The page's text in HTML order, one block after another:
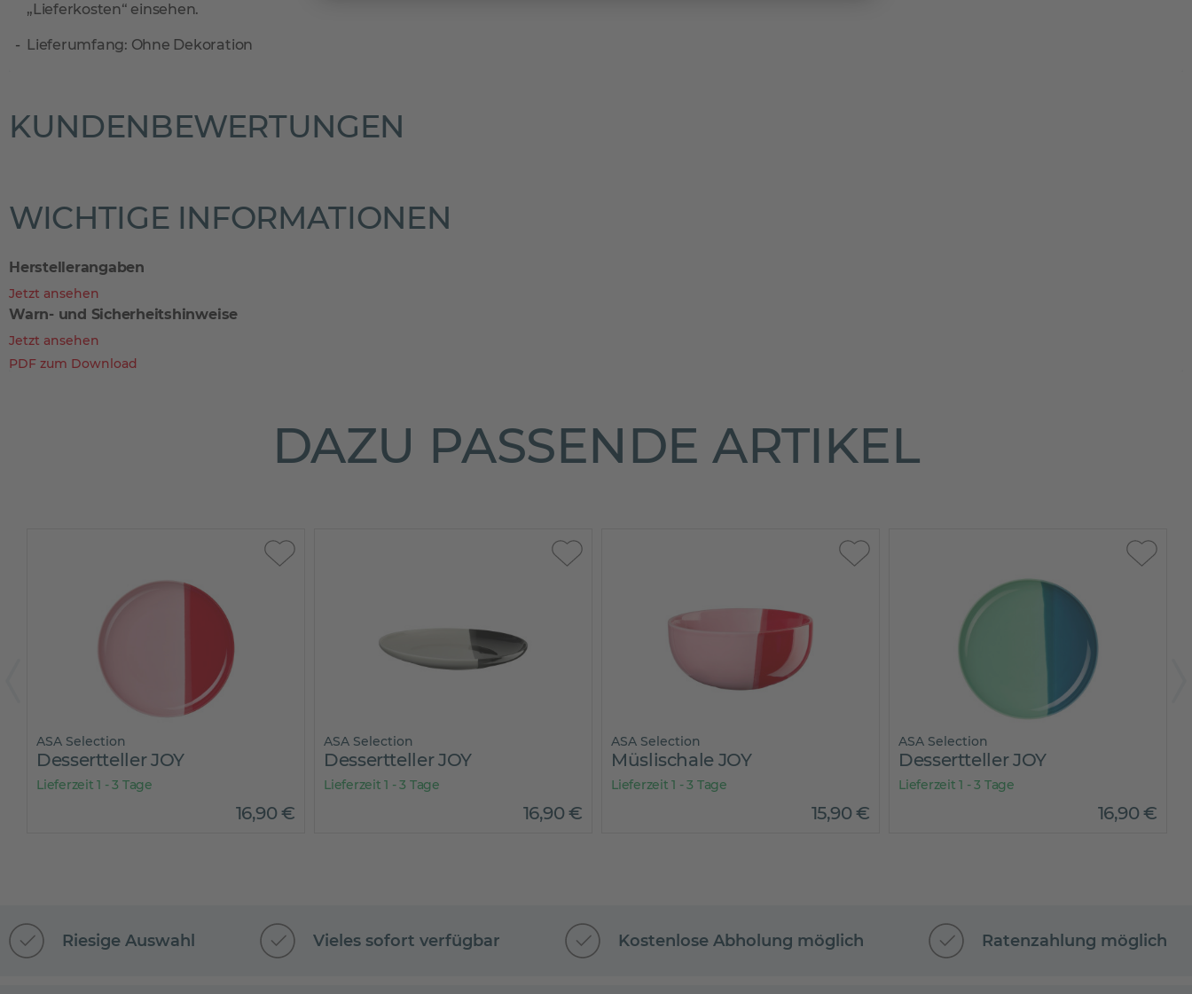
„Lieferkosten“ einsehen.
Lieferumfang: Ohne Dekoration
KUNDENBEWERTUNGEN
WICHTIGE INFORMATIONEN
Herstellerangaben
Jetzt ansehen
Warn- und Sicherheitshinweise
Jetzt ansehen
PDF zum Download
DAZU PASSENDE ARTIKEL
ASA Selection
Dessertteller JOY
Lieferzeit 1 - 3 Tage
16,90€
ASA Selection
Dessertteller JOY
Lieferzeit 1 - 3 Tage
16,90€
ASA Selection
Müslischale JOY
Lieferzeit 1 - 3 Tage
15,90€
ASA Selection
Dessertteller JOY
Lieferzeit 1 - 3 Tage
16,90€
Riesige Auswahl Vieles sofort verfügbar Kostenlose Abholung möglich Ratenzahlung möglich